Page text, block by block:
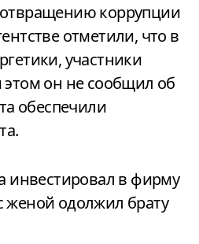
коррупции
отметили, что в
участники
этом он не сообщил об
обеспечили
инвестировал в фирму
женой одолжил брату